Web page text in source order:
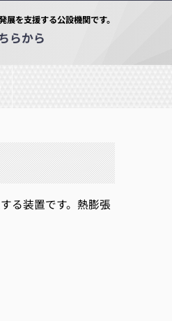
を支援する公設機関です。
らから
る装置です。熱膨張